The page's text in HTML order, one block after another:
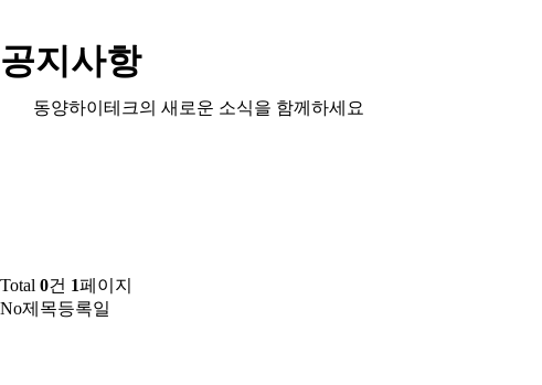
공지사항
동양하이테크의 새로운 소식을 함께하세요
Total 0건 1페이지
No제목등록일